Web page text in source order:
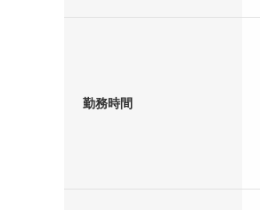
勤務時間